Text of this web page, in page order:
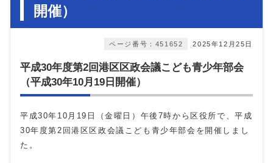
開催）
2025年12月25日
ページ番号：451652
平成30年度第2回港区区政会議こども青少年部会
（平成30年10月19日開催）
平成30年10月19日（金曜日）午後7時から区役所で、平成
30年度第2回港区区政会議こども青少年部会を開催しまし
た。